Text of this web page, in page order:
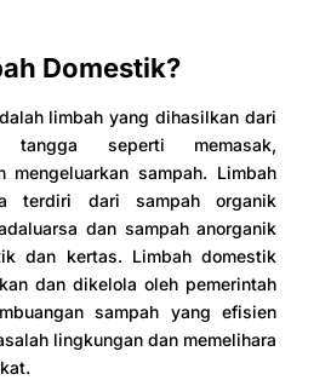
Domestik?
limbah yang dihasilkan dari
tangga seperti memasak,
mengeluarkan sampah. Limbah
terdiri dari sampah organik
dan sampah anorganik
dan kertas. Limbah domestik
dan dikelola oleh pemerintah
sampah yang efisien
lingkungan dan memelihara